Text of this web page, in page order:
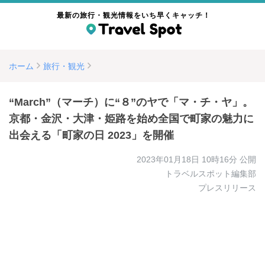
最新の旅行・観光情報をいち早くキャッチ！
ホーム 旅行・観光
“March”（マーチ）に“８”のヤで「マ・チ・ヤ」。
京都・金沢・大津・姫路を始め全国で町家の魅力に
出会える「町家の日 2023」を開催
2023年01月18日 10時16分 公開
トラベルスポット編集部
プレスリリース